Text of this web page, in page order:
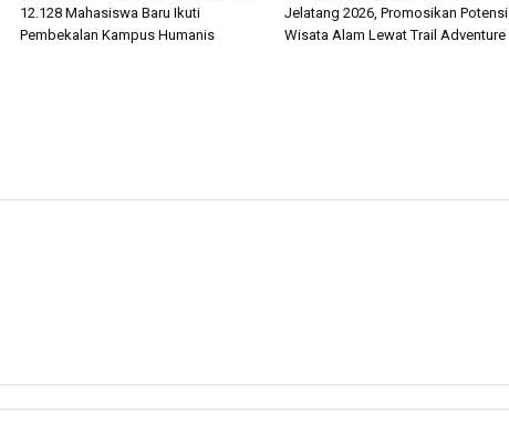
12.128 Mahasiswa Baru Ikuti
Pembekalan Kampus Humanis
Jelatang 2026, Promosikan Potensi
Wisata Alam Lewat Trail Adventure